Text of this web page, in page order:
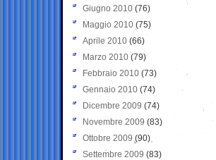
Giugno 2010 (76)
Maggio 2010 (75)
Aprile 2010 (66)
Marzo 2010 (79)
Febbraio 2010 (73)
Gennaio 2010 (74)
Dicembre 2009 (74)
Novembre 2009 (83)
Ottobre 2009 (90)
Settembre 2009 (83)